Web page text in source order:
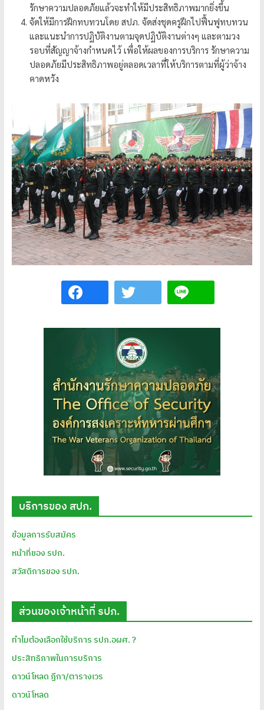
รักษาความปลอดภัยแล้วจะทำให้มีประสิทธิภาพมากยิ่งขึ้น
จัดให้มีการฝึกทบทวนโดย สปภ. จัดส่งชุดครูฝึกไปฟื้นฟูทบทวน
และแนะนำการปฏิบัติงานตามจุดปฏิบัติงานต่างๆ และตามวง
รอบที่สัญญาจ้างกำหนดไว้ เพื่อให้ผลของการบริการ รักษาความ
ปลอดภัยมีประสิทธิภาพอยู่ตลอดเวลาที่ให้บริการตามที่ผู้ว่าจ้าง
คาดหวัง
บริการของ สปภ.
ข้อมูลการรับสมัคร
หน้าที่ของ รปภ.
สวัสดิการของ รปภ.
ส่วนของเจ้าหน้าที่ รปภ.
ทำไมต้องเลือกใช้บริการ รปภ.อผศ. ?
ประสิทธิภาพในการบริการ
ดาวน์โหลด ฏีกา/ตารางเวร
ดาวน์โหลด